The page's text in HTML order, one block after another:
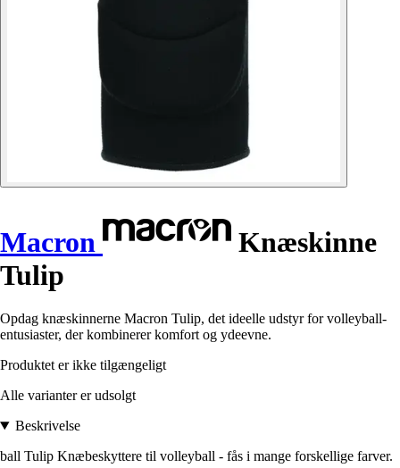
Macron
Knæskinne
Tulip
Opdag knæskinnerne Macron Tulip, det ideelle udstyr for volleyball-
entusiaster, der kombinerer komfort og ydeevne.
Produktet er ikke tilgængeligt
Alle varianter er udsolgt
Beskrivelse
ball Tulip Knæbeskyttere til volleyball - fås i mange forskellige farver.